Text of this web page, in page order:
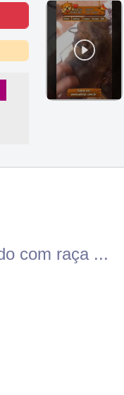
no YouTube
Ver Vídeo no Instagram
com raça ...